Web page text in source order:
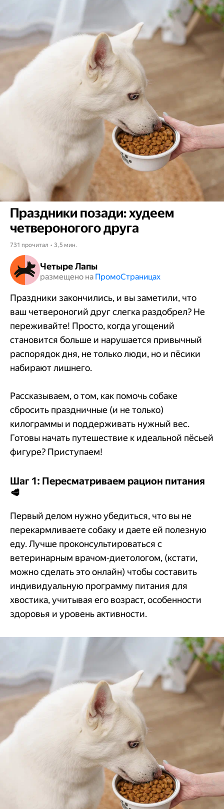
Праздники позади: худеем
четвероногого друга
731 прочитал • 3,5 мин.
Четыре Лапы
размещено на Промо​​​​​​​Страницах
Праздники закончились, и вы заметили, что
ваш четвероногий друг слегка раздобрел? Не
переживайте! Просто, когда угощений
становится больше и нарушается привычный
распорядок дня, не только люди, но и пёсики
набирают лишнего.
Рассказываем, о том, как помочь собаке
сбросить праздничные (и не только)
килограммы и поддерживать нужный вес.
Готовы начать путешествие к идеальной пёсьей
фигуре? Приступаем!
Шаг 1: Пересматриваем рацион питания
🥩
Первый делом нужно убедиться, что вы не
перекармливаете собаку и даете ей полезную
еду. Лучше проконсультироваться с
ветеринарным врачом-диетологом, (кстати,
можно сделать это онлайн) чтобы составить
индивидуальную программу питания для
хвостика, учитывая его возраст, особенности
здоровья и уровень активности.